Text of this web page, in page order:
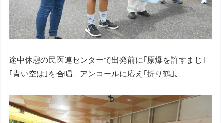
途中休憩の民医連センターで出発前に｢原爆を許すまじ｣
｢青い空は｣を合唱、アンコールに応え｢折り鶴｣。